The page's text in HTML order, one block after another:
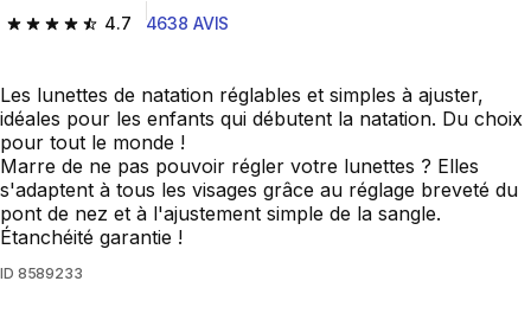
4.7
4.7 out of 5 stars from 4638 reviews
4638 AVIS
Les lunettes de natation réglables et simples à ajuster,
idéales pour les enfants qui débutent la natation. Du choix
pour tout le monde !
Marre de ne pas pouvoir régler votre lunettes ? Elles
s'adaptent à tous les visages grâce au réglage breveté du
pont de nez et à l'ajustement simple de la sangle.
Étanchéité garantie !
ID 8589233